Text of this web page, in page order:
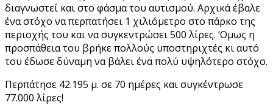
διαγνωστεί και στο φάσμα του αυτισμού. Αρχικά έβαλε
ένα στόχο να περπατήσει 1 χιλιόμετρο στο πάρκο της
περιοχής του και να συγκεντρώσει 500 λίρες. ‘Ομως η
προσπάθεια του βρήκε πολλούς υποστηριχτές κι αυτό
του έδωσε δύναμη να βάλει ένα πολύ υψηλότερο στόχο.
Περπάτησε 42.195 μ. σε 70 ημέρες και συγκέντρωσε
77.000 λίρες!